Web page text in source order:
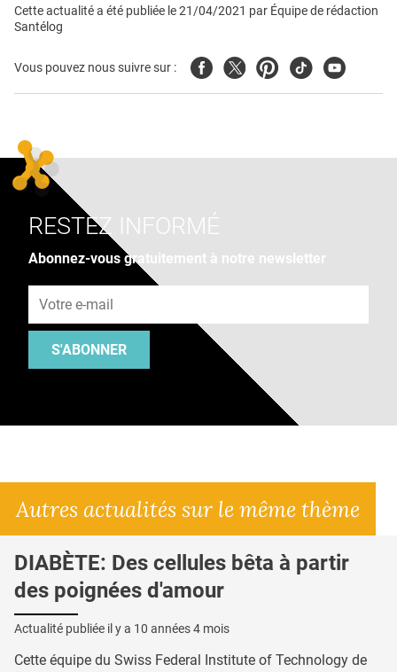
Cette actualité a été publiée le21/04/2021 par Équipe de rédaction
Santélog
Vous pouvez nous suivre sur : FacebookTwitterPinterest
TiktokYoutube
RESTEZ INFORMÉ
Abonnez-vous gratuitement à notre newsletter
S'ABONNER
Autres actualités sur le même thème
DIABÈTE: Des cellules bêta à partir
des poignées d'amour
Actualité publiée il y a 10 années 4 mois
Cette équipe du Swiss Federal Institute of Technology de